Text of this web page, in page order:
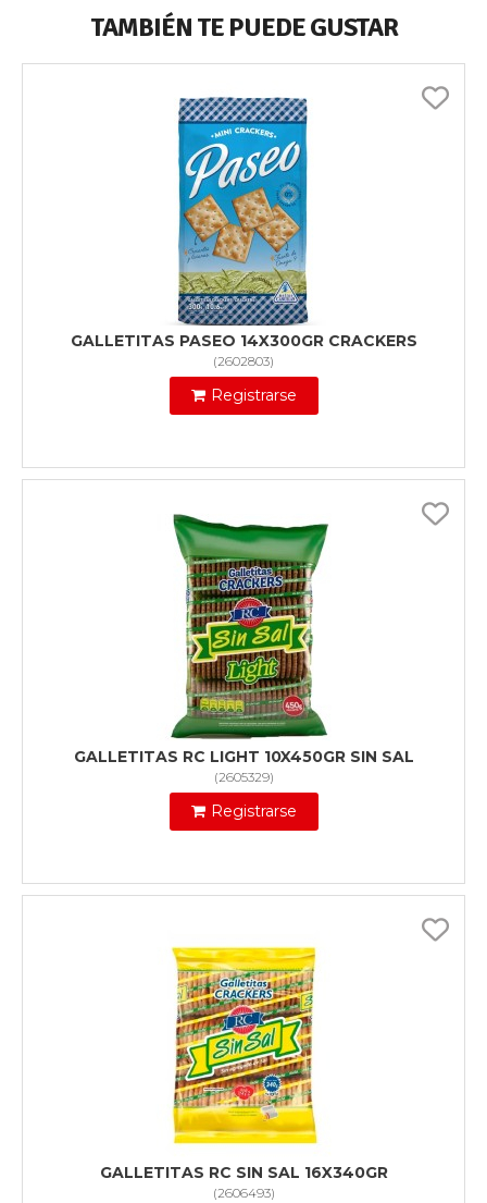
TAMBIÉN TE PUEDE GUSTAR
GALLETITAS PASEO 14X300GR CRACKERS
(2602803)
Registrarse
GALLETITAS RC LIGHT 10X450GR SIN SAL
(2605329)
Registrarse
GALLETITAS RC SIN SAL 16X340GR
(2606493)